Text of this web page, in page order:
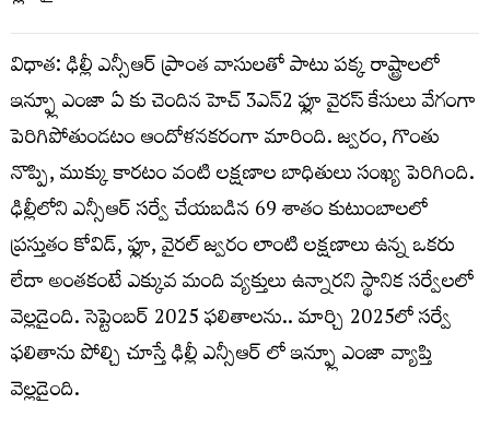
విధాత: ఢిల్లీ ఎన్సీఆర్ ప్రాంత వాసులతో పాటు పక్క రాష్ట్రాలలో
ఇన్ఫ్లూ ఎంజా ఏ కు చెందిన హెచ్ 3ఎన్2 ఫ్లూ వైరస్ కేసులు వేగంగా
పెరిగిపోతుండటం ఆందోళనకరంగా మారింది. జ్వరం, గొంతు
నొప్పి, ముక్కు కారటం వంటి లక్షణాల బాధితులు సంఖ్య పెరిగింది.
ఢిల్లీలోని ఎన్సీఆర్ సర్వే చేయబడిన 69 శాతం కుటుంబాలలో
ప్రస్తుతం కోవిడ్, ఫ్లూ, వైరల్ జ్వరం లాంటి లక్షణాలు ఉన్న ఒకరు
లేదా అంతకంటే ఎక్కువ మంది వ్యక్తులు ఉన్నారని స్థానిక సర్వేలలో
వెల్లడైంది. సెప్టెంబర్ 2025 ఫలితాలను.. మార్చి 2025లో సర్వే
ఫలితాను పోల్చి చూస్తే ఢిల్లీ ఎన్సీఆర్ లో ఇన్ఫ్లూ ఎంజా వ్యాప్తి
వెల్లడైంది.